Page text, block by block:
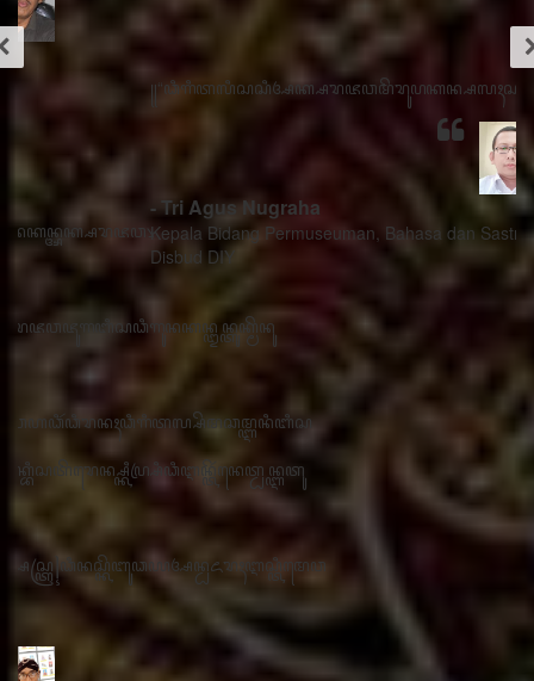
- Tri Agus Nugraha
Kepala Bidang Permuseuman, Bahasa dan Sastra
Disbud DIY